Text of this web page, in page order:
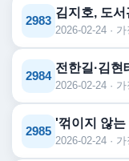
2983
2026-02-24 ·
2984
2026-02-24 ·
2985
2026-02-24 ·